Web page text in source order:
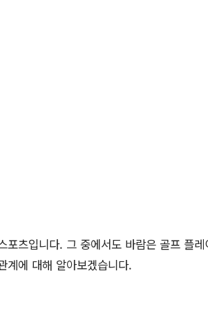
포츠입니다. 그 중에서도 바람은 골프 플
계에 대해 알아보겠습니다.